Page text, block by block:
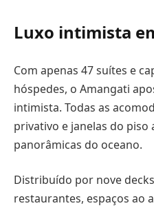
Luxo intimista
Com apenas 47 suítes e
hóspedes, o Amangati
intimista. Todas as
privativo e janelas do
panorâmicas do oceano.
Distribuído por nove
restaurantes, espaços ao